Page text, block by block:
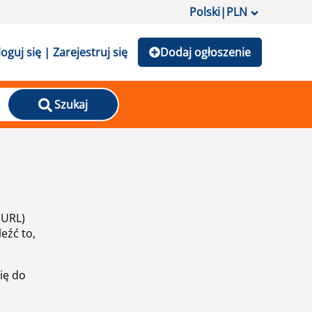
Polski|PLN
się | Zarejestruj się Dodaj ogłoszenie
Szukaj
to,
do